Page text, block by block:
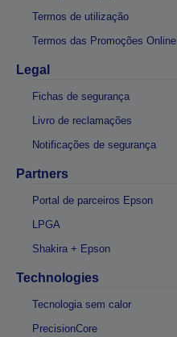
Termos de utilização
Termos das Promoções Online
Legal
Fichas de segurança
Livro de reclamações
Notificações de segurança
Partners
Portal de parceiros Epson
LPGA
Shakira + Epson
Technologies
Tecnologia sem calor
PrecisionCore